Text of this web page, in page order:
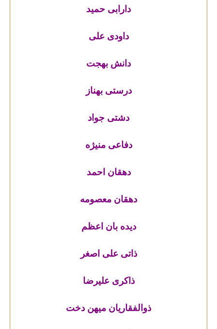
دارابی حمید
داودی علی
دانش بهجت
درستی بهناز
دشتی جواد
دفاعی منیژه
دهقان احمد
دهقان معصومه
دیده بان اعظم
ذاتی علی اصغر
ذاکری علیرضا
ذوالفقاریان میهن دخت